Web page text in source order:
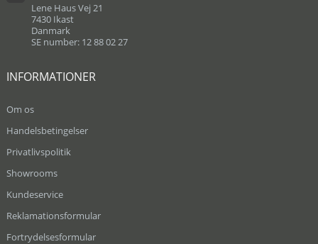
Lene Haus Vej 21
7430 Ikast
Danmark
SE number: 12 88 02 27
INFORMATIONER
Om os
Handelsbetingelser
Privatlivspolitik
Showrooms
Kundeservice
Reklamationsformular
Fortrydelsesformular